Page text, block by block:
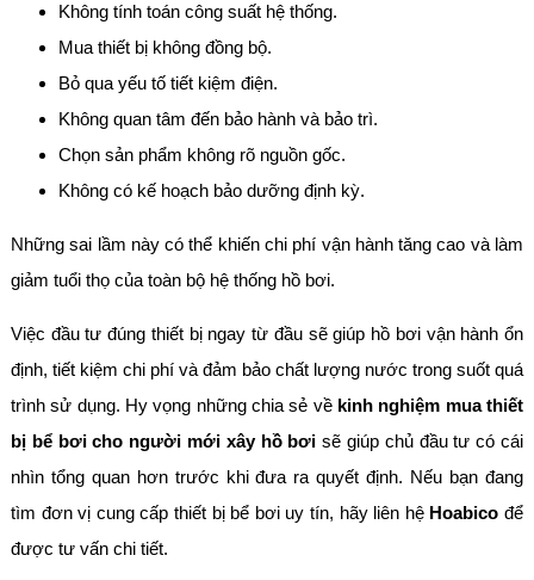
Không tính toán công suất hệ thống.
Mua thiết bị không đồng bộ.
Bỏ qua yếu tố tiết kiệm điện.
Không quan tâm đến bảo hành và bảo trì.
Chọn sản phẩm không rõ nguồn gốc.
Không có kế hoạch bảo dưỡng định kỳ.
Những sai lầm này có thể khiến chi phí vận hành tăng cao và làm
giảm tuổi thọ của toàn bộ hệ thống hồ bơi.
Việc đầu tư đúng thiết bị ngay từ đầu sẽ giúp hồ bơi vận hành ổn
định, tiết kiệm chi phí và đảm bảo chất lượng nước trong suốt quá
trình sử dụng. Hy vọng những chia sẻ về kinh nghiệm mua thiết
bị bể bơi cho người mới xây hồ bơi sẽ giúp chủ đầu tư có cái
nhìn tổng quan hơn trước khi đưa ra quyết định. Nếu bạn đang
tìm đơn vị cung cấp thiết bị bể bơi uy tín, hãy liên hệ Hoabico để
được tư vấn chi tiết.